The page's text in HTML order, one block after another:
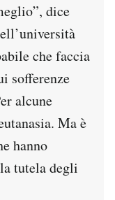
dice
che faccia
sofferenze
alcune
Ma è
hanno
tutela degli